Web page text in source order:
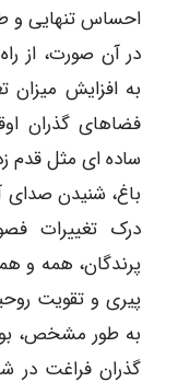
احساس تنهایی و
در آن صورت، از
به افزایش میزان
فضاهای گذران
ساده ای مثل قدم
باغ، شنیدن صدای
درک تغییرات
پرندگان، همه و
پیری و تقویت
به طور مشخص،
گذران فراغت در